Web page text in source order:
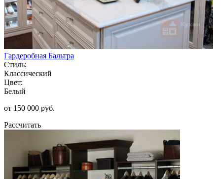
Гардеробная Бальтра
Стиль:
Классический
Цвет:
Белый
от 150 000 руб.
Рассчитать